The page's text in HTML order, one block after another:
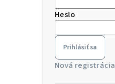
Heslo
Prihlásiť sa
Nová registrácia